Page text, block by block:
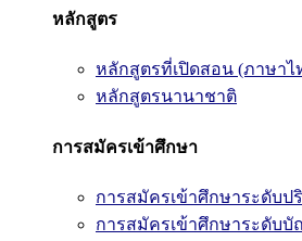
หลักสูตร
หลักสูตรที่เปิดสอน (ภาษาไ
หลักสูตรนานาชาติ
การสมัครเข้าศึกษา
การสมัครเข้าศึกษาระดับ
การสมัครเข้าศึกษาระดับ